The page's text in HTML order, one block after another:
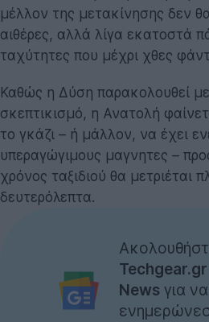
μέλλον της μετακίνησης δεν
αιθέρες, αλλά λίγα εκατοστά
ταχύτητες που μέχρι χθες
Καθώς η Δύση παρακολουθεί
σκεπτικισμό, η Ανατολή
το γκάζι – ή μάλλον, να έχει
υπεραγώγιμους μαγνητες –
χρόνος ταξιδιού θα μετριέται
δευτερόλεπτα.
News για να